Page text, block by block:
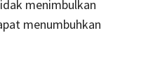
menimbulkan
menumbuhkan